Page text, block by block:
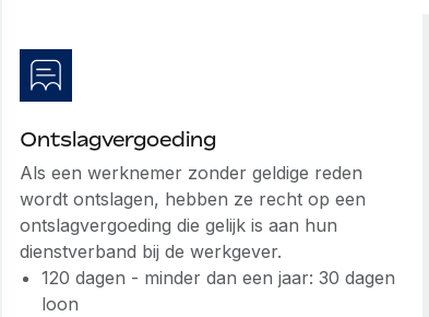
Ontslagvergoeding
Als een werknemer zonder geldige reden
wordt ontslagen, hebben ze recht op een
ontslagvergoeding die gelijk is aan hun
dienstverband bij de werkgever.
120 dagen - minder dan een jaar: 30 dagen
loon